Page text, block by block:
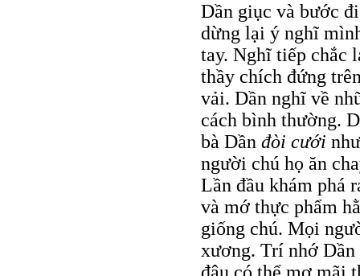
Dần giục và bước
dừng lại ý nghĩ
tay. Nghĩ tiếp chắc
thầy chích đứng
vải. Dần nghĩ về
cách bình thường.
bà Dần đòi cưới
người chú họ ăn
Lần đầu khám phá
và mớ thực phẩm
giống chú. Mọi
xương. Trí nhớ Dần